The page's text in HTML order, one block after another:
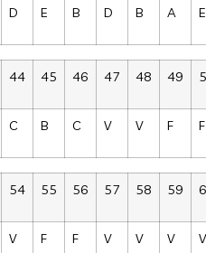
D E B D B A E
44 45 46 47 48 49
C B C V V F F
54 55 56 57 58 59
V F F V V V V